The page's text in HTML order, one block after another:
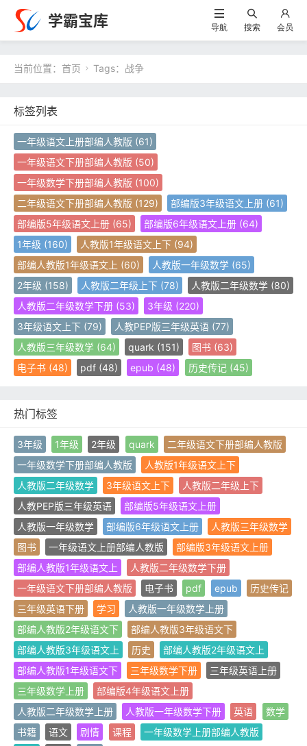
学霸宝库 导航 搜索 会员
当前位置： 首页  Tags：战争
标签列表
一年级语文上册部编人教版 (61)
一年级语文下册部编人教版 (50)
一年级数学下册部编人教版 (100)
二年级语文下册部编人教版 (129) 部编版3年级语文上册 (61)
部编版5年级语文上册(65) 部编版6年级语文上册 (64)
1年级 (160) 人教版1年级语文上下 (94)
部编人教版1年级语文上 (60) 人教版一年级数学 (65)
2年级 (158) 人教版二年级上下 (78) 人教版二年级数学 (80)
人教版二年级数学下册(53) 3年级 (220)
3年级语文上下(79) 人教PEP版三年级英语 (77)
人教版三年级数学(64) quark (151) 图书 (63)
电子书(48) pdf (48) epub (48) 历史传记 (45)
热门标签
3年级 1年级 2年级 quark
二年级语文下册部编人教版
一年级数学下册部编人教版
人教版1年级语文上下
人教版二年级数学
3年级语文上下
人教版二年级上下
人教PEP版三年级英语
部编版5年级语文上册
人教版一年级数学
部编版6年级语文上册
人教版三年级数学
图书
一年级语文上册部编人教版
部编版3年级语文上册
部编人教版1年级语文上
人教版二年级数学下册
一年级语文下册部编人教版
电子书 pdf epub
历史传记
三年级英语下册
学习
人教版一年级数学上册
部编人教版2年级语文下
部编人教版3年级语文下
部编人教版3年级语文上
历史
部编人教版2年级语文上
部编人教版1年级语文下
三年级数学下册
三年级英语上册
三年级数学上册
部编版4年级语文上册
人教版二年级数学上册
人教版一年级数学下册 英语
数学
书籍
语文 剧情 课程
一年级数学上册部编人教版